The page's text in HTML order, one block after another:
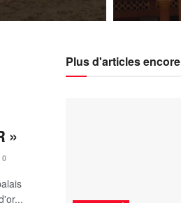
»
0
Plus d'articles encore